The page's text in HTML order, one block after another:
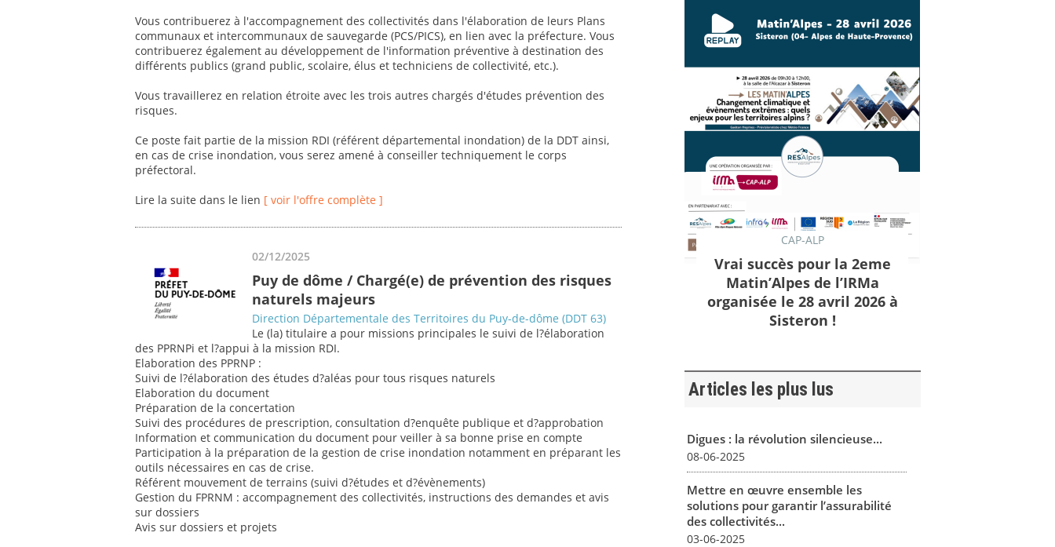
Vous contribuerez à l'accompagnement des collectivités dans l'élaboration de leurs Plans
communaux et intercommunaux de sauvegarde (PCS/PICS), en lien avec la préfecture. Vous
contribuerez également au développement de l'information préventive à destination des
différents publics (grand public, scolaire, élus et techniciens de collectivité, etc.).
Vous travaillerez en relation étroite avec les trois autres chargés d'études prévention des
risques.
Ce poste fait partie de la mission RDI (référent départemental inondation) de la DDT ainsi,
en cas de crise inondation, vous serez amené à conseiller techniquement le corps
préfectoral.
Lire la suite dans le lien [ voir l'offre complète ]
02/12/2025
Puy de dôme / Chargé(e) de prévention des risques
naturels majeurs
Direction Départementale des Territoires du Puy-de-dôme (DDT 63)
Le (la) titulaire a pour missions principales le suivi de l?élaboration
des PPRNPi et l?appui à la mission RDI.
Elaboration des PPRNP :
Suivi de l?élaboration des études d?aléas pour tous risques naturels
Elaboration du document
Préparation de la concertation
Suivi des procédures de prescription, consultation d?enquête publique et d?approbation
Information et communication du document pour veiller à sa bonne prise en compte
Participation à la préparation de la gestion de crise inondation notamment en préparant les
outils nécessaires en cas de crise.
Référent mouvement de terrains (suivi d?études et d?évènements)
Gestion du FPRNM : accompagnement des collectivités, instructions des demandes et avis
sur dossiers
Avis sur dossiers et projets
CAP-ALP
Vrai succès pour la 2eme
Matin’Alpes de l’IRMa
organisée le 28 avril 2026 à
Sisteron !
Articles les plus lus
Digues : la révolution silencieuse...
08-06-2025
Mettre en œuvre ensemble les
solutions pour garantir l’assurabilité
des collectivités...
03-06-2025